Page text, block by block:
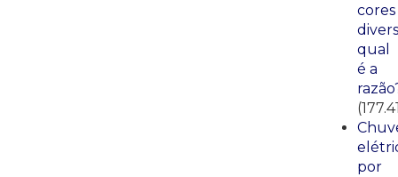
cores
qual
é a
por